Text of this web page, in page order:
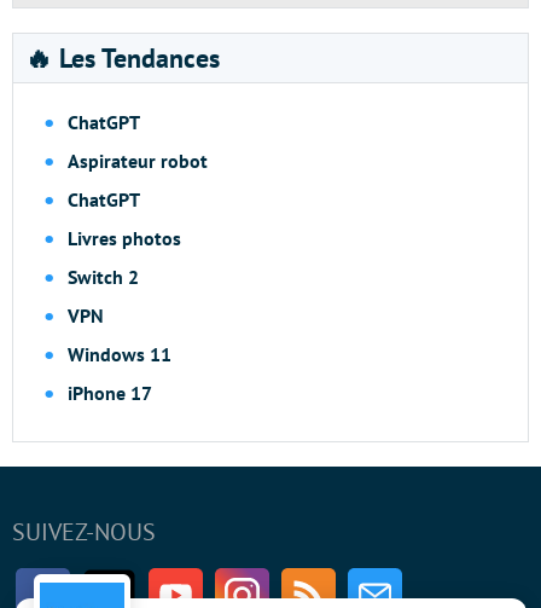
🔥 Les Tendances
ChatGPT
Aspirateur robot
ChatGPT
Livres photos
Switch 2
VPN
Windows 11
iPhone 17
SUIVEZ-NOUS
FacebookTwitter Youtube InstagramRSS Newsletter